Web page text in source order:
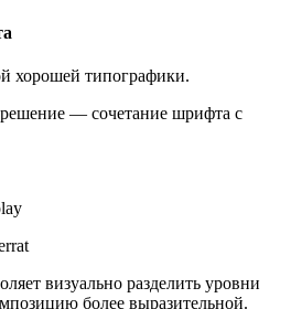
хорошей типографики.
— сочетание шрифта с
визуально разделить уровни
более выразительной.